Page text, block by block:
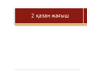
2 қазан жағыш